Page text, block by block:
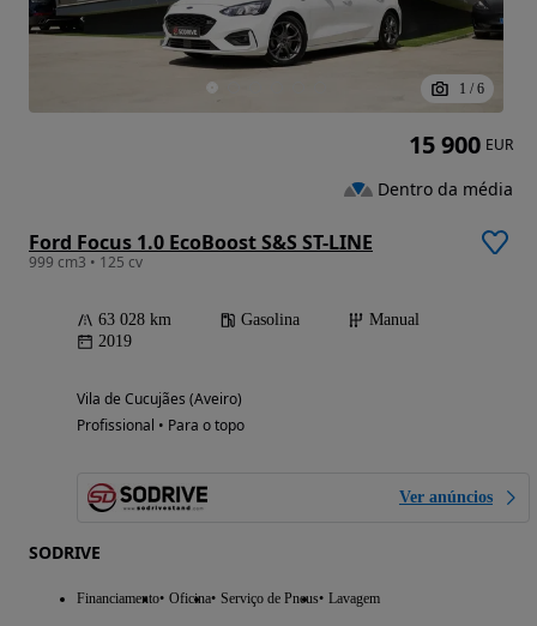
1 / 6
Ford Focus 1.0 EcoBoost S&S ST-LINE
999 cm3 • 125 cv
63 028 km Gasolina
Manual
2019
Vila de Cucujães (Aveiro)
Profissional • Para o topo
Ver anúncios
SODRIVE
Financiamento Oficina Serviço de Pneus Lavagem
15 900 EUR
Dentro da média